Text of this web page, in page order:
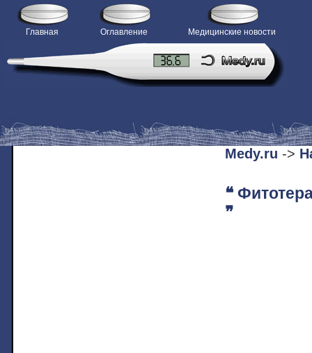
Главная Оглавление Медицинские новости
Medy.ru ->
❝
❞